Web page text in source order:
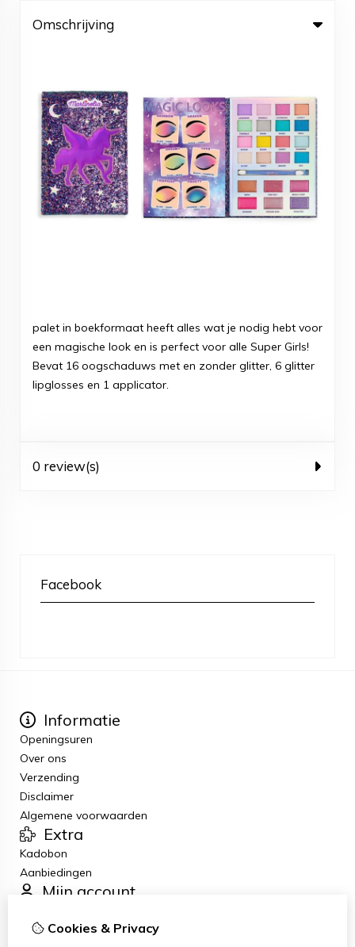
Omschrijving
palet in boekformaat heeft alles wat je nodig hebt voor
een magische look en is perfect voor alle Super Girls!
Bevat 16 oogschaduws met en zonder glitter, 6 glitter
lipglosses en 1 applicator.
0 review(s)
Facebook
Informatie
Openingsuren
Over ons
Verzending
Disclaimer
Algemene voorwaarden
Extra
Kadobon
Aanbiedingen
Mijn account
Bestelhistorie
Cookies & Privacy